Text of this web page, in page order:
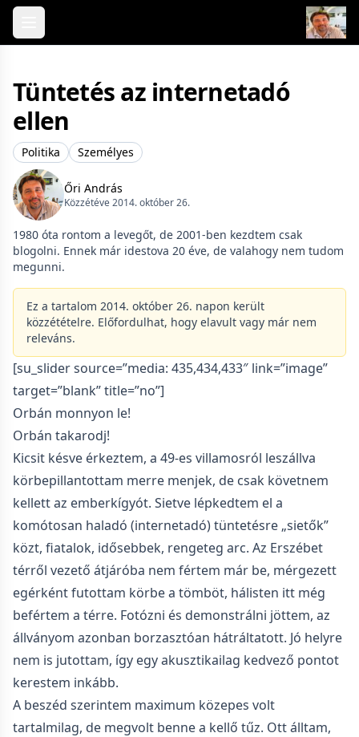
Skip to content
Tüntetés az internetadó
ellen
Politika Személyes
Őri András
Közzétéve 2014. október 26.
1980 óta rontom a levegőt, de 2001-ben kezdtem csak
blogolni. Ennek már idestova 20 éve, de valahogy nem tudom
megunni.
Ez a tartalom 2014. október 26. napon került
közzétételre. Előfordulhat, hogy elavult vagy már nem
releváns.
[su_slider source=”media: 435,434,433″ link=”image”
target=”blank” title=”no”]
Orbán monnyon le!
Orbán takarodj!
Kicsit késve érkeztem, a 49-es villamosról leszállva
körbepillantottam merre menjek, de csak követnem
kellett az emberkígyót. Sietve lépkedtem el a
komótosan haladó (internetadó) tüntetésre „sietők”
közt, fiatalok, idősebbek, rengeteg arc. Az Erszébet
térről vezető átjáróba nem fértem már be, mérgezett
egérként futottam körbe a tömböt, hálisten itt még
befértem a térre. Fotózni és demonstrálni jöttem, az
állványom azonban borzasztóan hátráltatott. Jó helyre
nem is jutottam, így egy akusztikailag kedvező pontot
kerestem inkább.
A beszéd szerintem maximum közepes volt
tartalmilag, de megvolt benne a kellő tűz. Ott álltam,